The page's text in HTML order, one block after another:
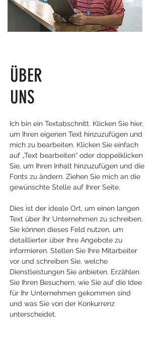
ÜBER
UNS
Ich bin ein Textabschnitt. Klicken Sie hier,
um Ihren eigenen Text hinzuzufügen und
mich zu bearbeiten. Klicken Sie einfach
auf „Text bearbeiten“ oder doppelklicken
Sie, um Ihren Inhalt hinzuzufügen und die
Fonts zu ändern. Ziehen Sie mich an die
gewünschte Stelle auf Ihrer Seite.
Dies ist der ideale Ort, um einen langen
Text über Ihr Unternehmen zu schreiben.
Sie können dieses Feld nutzen, um
detaillierter über Ihre Angebote zu
informieren. Stellen Sie Ihre Mitarbeiter
vor und schreiben Sie, welche
Dienstleistungen Sie anbieten. Erzählen
Sie Ihren Besuchern, wie Sie auf die Idee
für Ihr Unternehmen gekommen sind
und was Sie von der Konkurrenz
unterscheidet.